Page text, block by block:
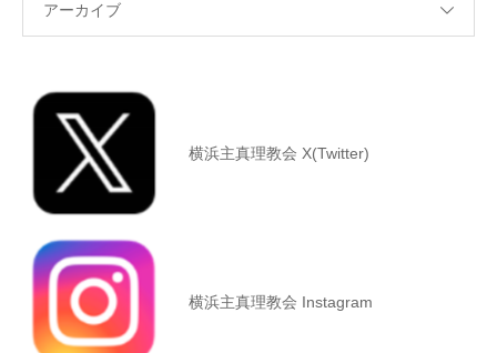
アーカイブ
横浜主真理教会 X(Twitter)
横浜主真理教会 Instagram